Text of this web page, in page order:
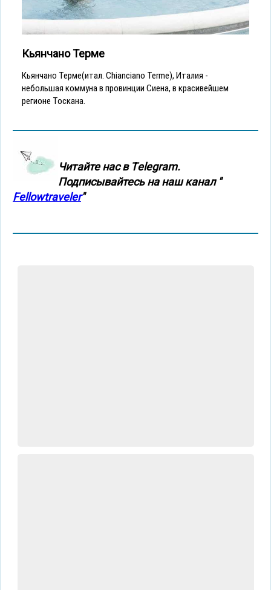
Кьянчано Терме
Кьянчано Терме(итал. Chianciano Terme), Италия -
небольшая коммуна в провинции Сиена, в красивейшем
регионе Тоскана.
Читайте нас в Тelegram.
Подписывайтесь на наш канал "
Fellowtraveler"